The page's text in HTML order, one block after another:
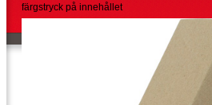
färgstryck på innehållet